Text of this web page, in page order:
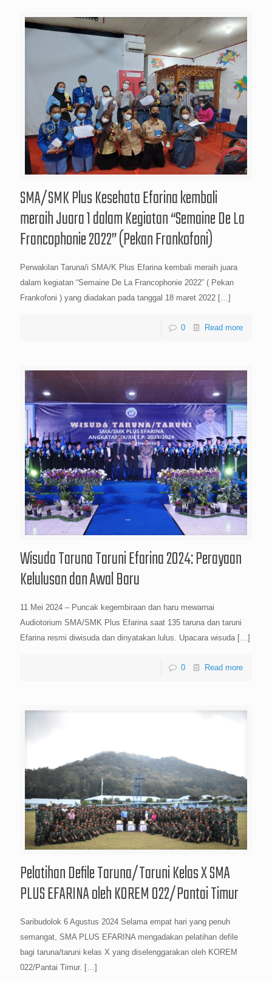
SMA/SMK Plus Kesehata Efarina kembali
meraih Juara 1 dalam Kegiatan “Semaine De La
Francophonie 2022” (Pekan Frankofoni)
Perwakilan Taruna/i SMA/K Plus Efarina kembali meraih juara
dalam kegiatan “Semaine De La Francophonie 2022” ( Pekan
Frankofoni ) yang diadakan pada tanggal 18 maret 2022 […]
0 Read more
Wisuda Taruna Taruni Efarina 2024: Perayaan
Kelulusan dan Awal Baru
11 Mei 2024 – Puncak kegembiraan dan haru mewarnai
Audiotorium SMA/SMK Plus Efarina saat 135 taruna dan taruni
Efarina resmi diwisuda dan dinyatakan lulus. Upacara wisuda[…]
0 Read more
Pelatihan Defile Taruna/Taruni Kelas X SMA
PLUS EFARINA oleh KOREM 022/Pantai Timur
Saribudolok 6 Agustus 2024 Selama empat hari yang penuh
semangat, SMA PLUS EFARINA mengadakan pelatihan defile
bagi taruna/taruni kelas X yang diselenggarakan oleh KOREM
022/Pantai Timur. […]